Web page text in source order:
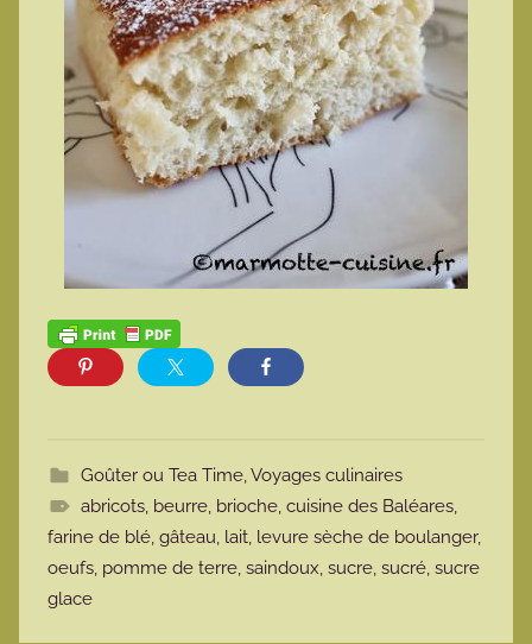
Goûter ou Tea Time,Voyages culinaires
abricots, beurre, brioche, cuisine des Baléares,
farine de blé, gâteau, lait, levure sèche de boulanger,
oeufs, pomme de terre, saindoux, sucre, sucré, sucre
glace